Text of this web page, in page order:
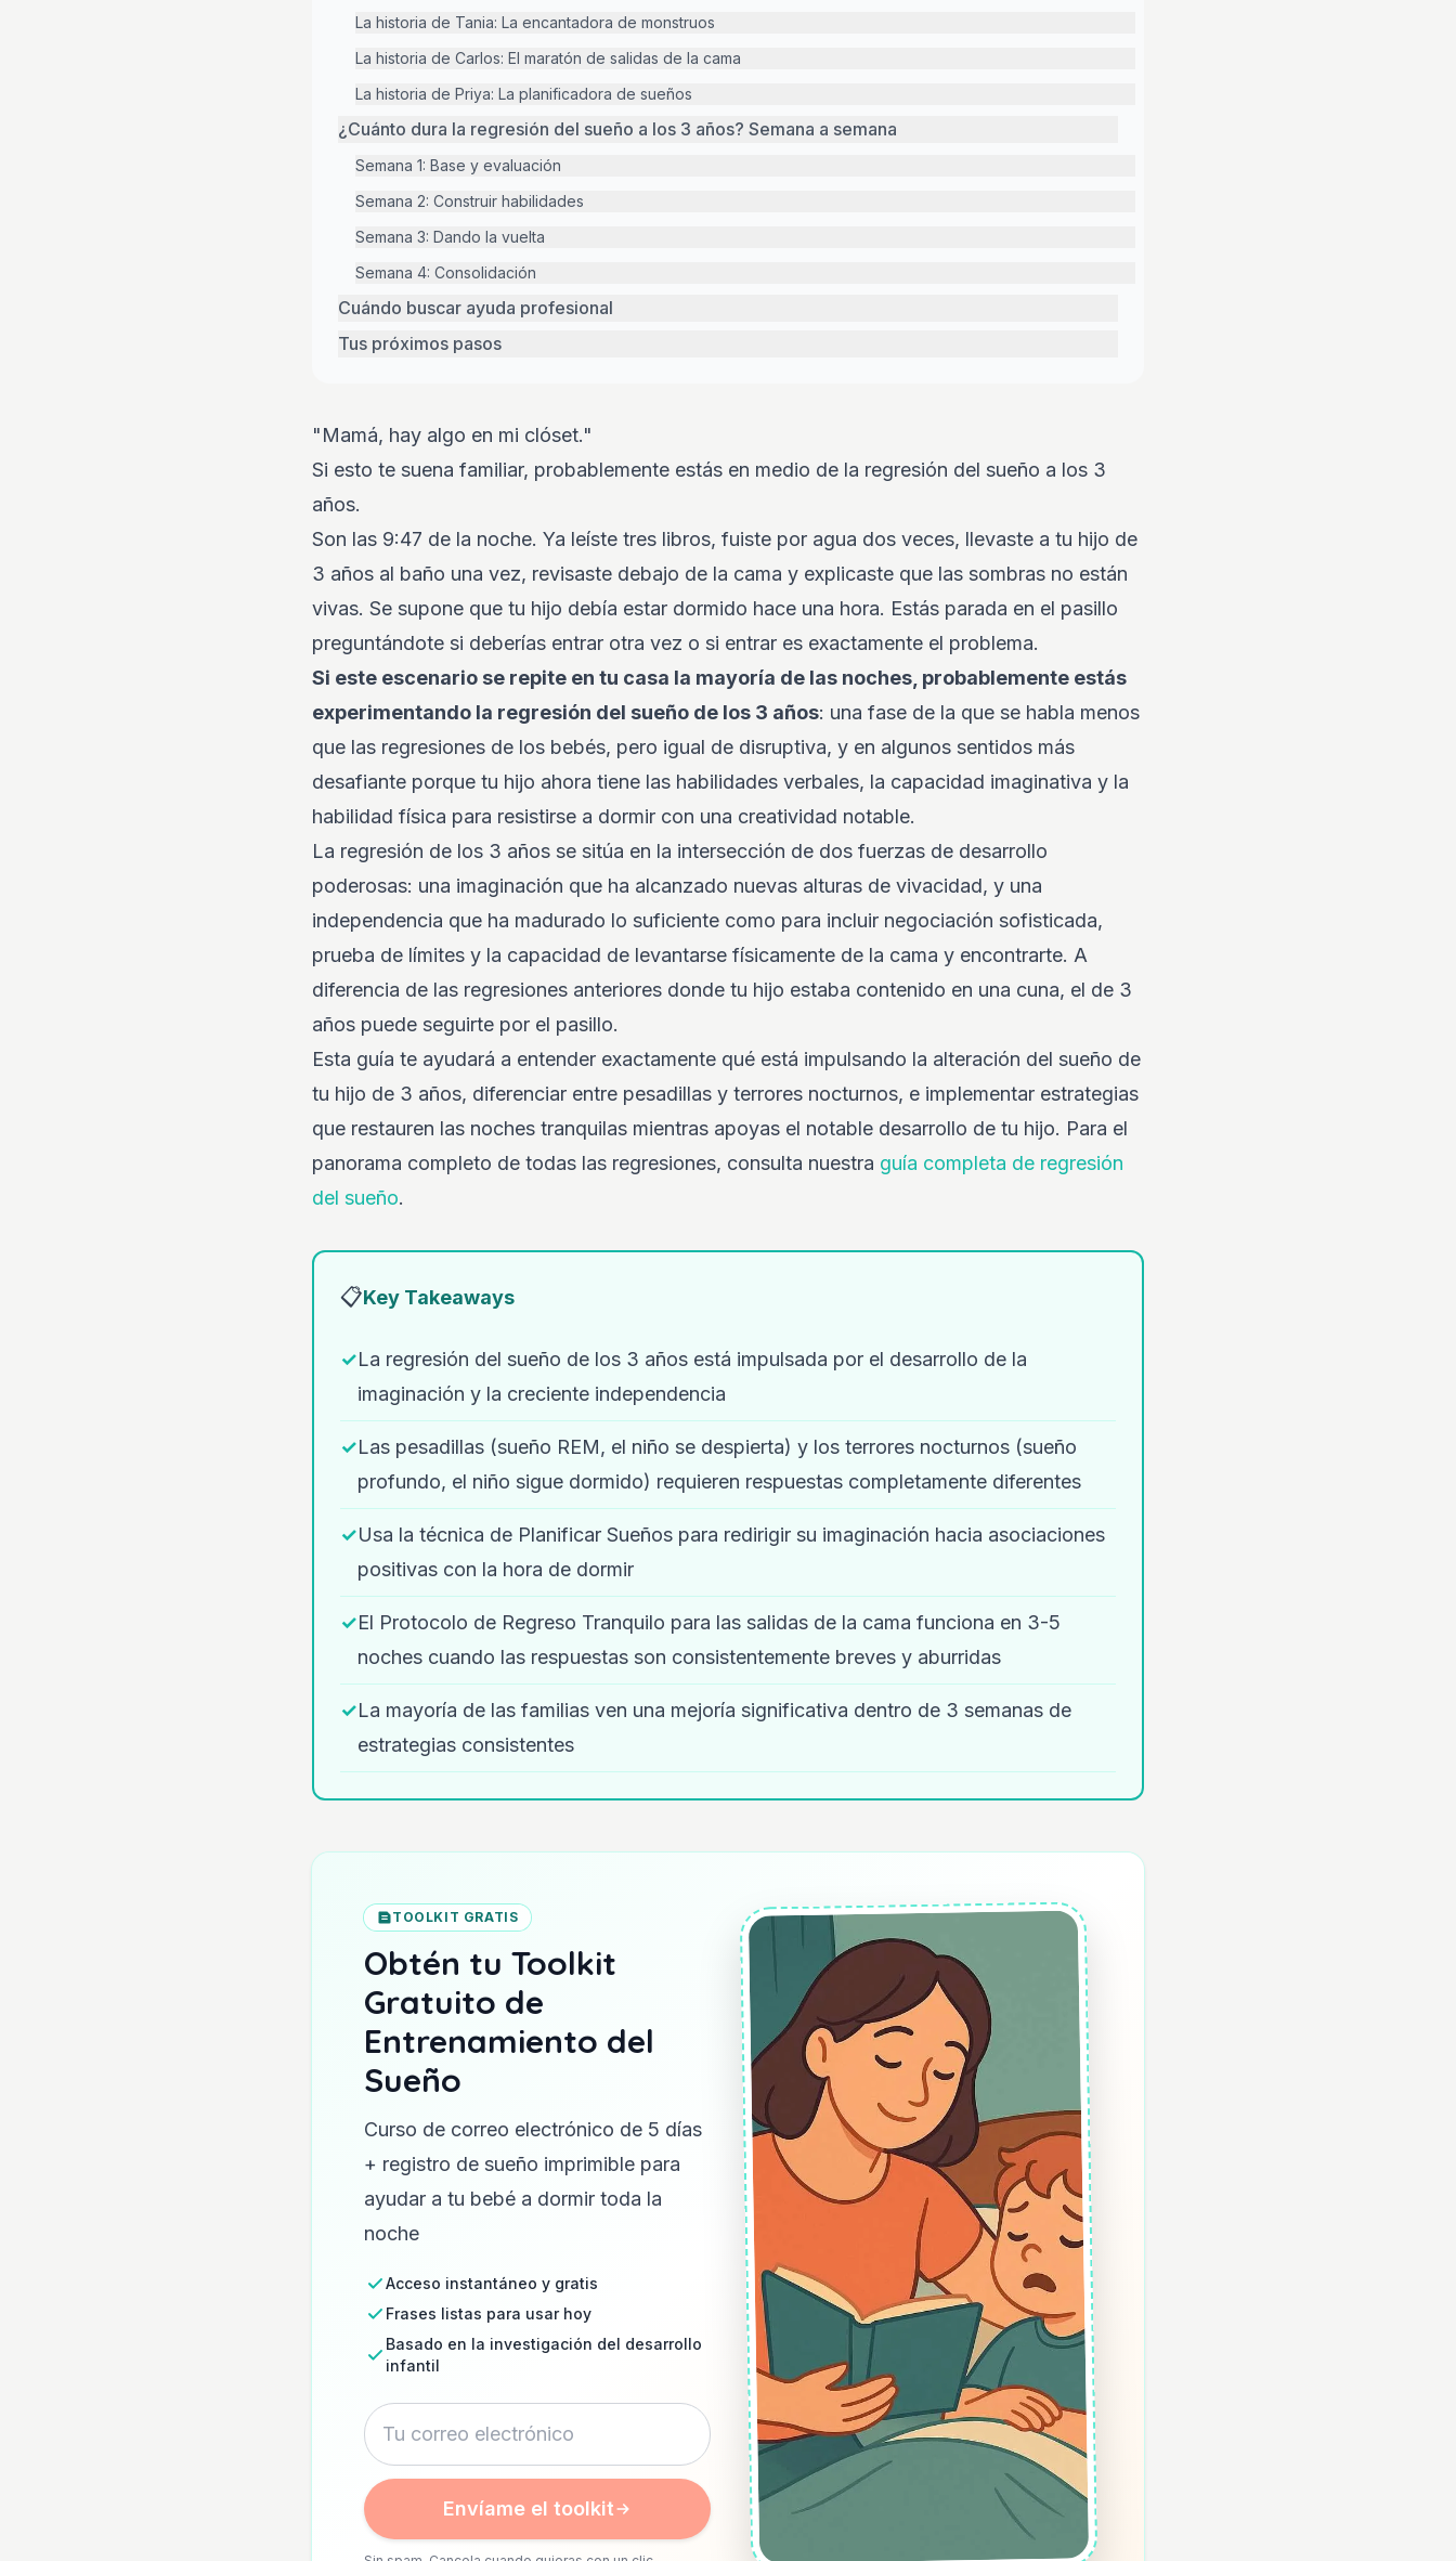
La historia de Tania: La encantadora de monstruos
La historia de Carlos: El maratón de salidas de la cama
La historia de Priya: La planificadora de sueños
¿Cuánto dura la regresión del sueño a los 3 años? Semana a semana
Semana 1: Base y evaluación
Semana 2: Construir habilidades
Semana 3: Dando la vuelta
Semana 4: Consolidación
Cuándo buscar ayuda profesional
Tus próximos pasos
"Mamá, hay algo en mi clóset."
Si esto te suena familiar, probablemente estás en medio de la regresión del sueño a los 3
años.
Son las 9:47 de la noche. Ya leíste tres libros, fuiste por agua dos veces, llevaste a tu hijo de
3 años al baño una vez, revisaste debajo de la cama y explicaste que las sombras no están
vivas. Se supone que tu hijo debía estar dormido hace una hora. Estás parada en el pasillo
preguntándote si deberías entrar otra vez o si entrar es exactamente el problema.
Si este escenario se repite en tu casa la mayoría de las noches, probablemente estás
experimentando la regresión del sueño de los 3 años: una fase de la que se habla menos
que las regresiones de los bebés, pero igual de disruptiva, y en algunos sentidos más
desafiante porque tu hijo ahora tiene las habilidades verbales, la capacidad imaginativa y la
habilidad física para resistirse a dormir con una creatividad notable.
La regresión de los 3 años se sitúa en la intersección de dos fuerzas de desarrollo
poderosas: una imaginación que ha alcanzado nuevas alturas de vivacidad, y una
independencia que ha madurado lo suficiente como para incluir negociación sofisticada,
prueba de límites y la capacidad de levantarse físicamente de la cama y encontrarte. A
diferencia de las regresiones anteriores donde tu hijo estaba contenido en una cuna, el de 3
años puede seguirte por el pasillo.
Esta guía te ayudará a entender exactamente qué está impulsando la alteración del sueño de
tu hijo de 3 años, diferenciar entre pesadillas y terrores nocturnos, e implementar estrategias
que restauren las noches tranquilas mientras apoyas el notable desarrollo de tu hijo. Para el
panorama completo de todas las regresiones, consulta nuestra guía completa de regresión
del sueño.
📋Key Takeaways
✓La regresión del sueño de los 3 años está impulsada por el desarrollo de la
imaginación y la creciente independencia
✓Las pesadillas (sueño REM, el niño se despierta) y los terrores nocturnos (sueño
profundo, el niño sigue dormido) requieren respuestas completamente diferentes
✓Usa la técnica de Planificar Sueños para redirigir su imaginación hacia asociaciones
positivas con la hora de dormir
✓El Protocolo de Regreso Tranquilo para las salidas de la cama funciona en 3-5
noches cuando las respuestas son consistentemente breves y aburridas
✓La mayoría de las familias ven una mejoría significativa dentro de 3 semanas de
estrategias consistentes
TOOLKIT GRATIS
Obtén tu Toolkit
Gratuito de
Entrenamiento del
Sueño
Curso de correo electrónico de 5 días
+ registro de sueño imprimible para
ayudar a tu bebé a dormir toda la
noche
Acceso instantáneo y gratis
Frases listas para usar hoy
Basado en la investigación del desarrollo
infantil
Envíame el toolkit